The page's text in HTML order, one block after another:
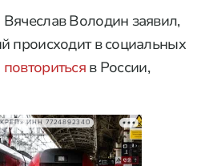
Володин заявил,
происходит в социальных
в России,
ИНН 7724892340